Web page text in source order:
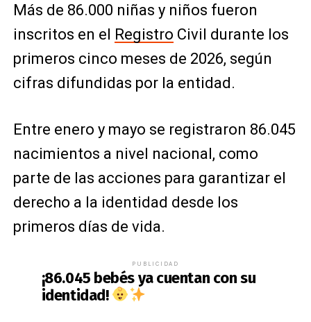
Más de 86.000 niñas y niños fueron
inscritos en el Registro Civil durante los
primeros cinco meses de 2026, según
cifras difundidas por la entidad.
Entre enero y mayo se registraron 86.045
nacimientos a nivel nacional, como
parte de las acciones para garantizar el
derecho a la identidad desde los
primeros días de vida.
PUBLICIDAD
¡86.045 bebés ya cuentan con su
identidad!